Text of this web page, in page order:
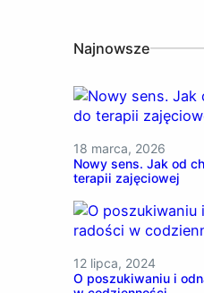
Najnowsze
18 marca, 2026
Nowy sens. Jak od
terapii zajęciowej
12 lipca, 2024
O poszukiwaniu i